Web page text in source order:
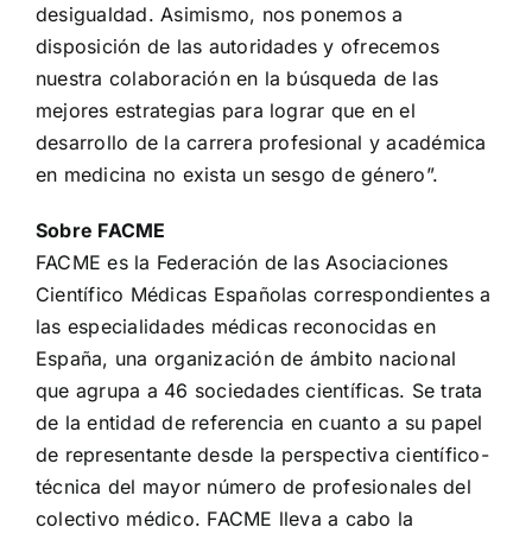
desigualdad. Asimismo, nos ponemos a
disposición de las autoridades y ofrecemos
nuestra colaboración en la búsqueda de las
mejores estrategias para lograr que en el
desarrollo de la carrera profesional y académica
en medicina no exista un sesgo de género”.
Sobre FACME
FACME es la Federación de las Asociaciones
Científico Médicas Españolas correspondientes a
las especialidades médicas reconocidas en
España, una organización de ámbito nacional
que agrupa a 46 sociedades científicas. Se trata
de la entidad de referencia en cuanto a su papel
de representante desde la perspectiva científico-
técnica del mayor número de profesionales del
colectivo médico. FACME lleva a cabo la